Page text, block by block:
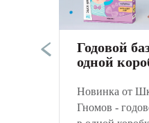
Годовой
одной
Новинка от
Гномов -